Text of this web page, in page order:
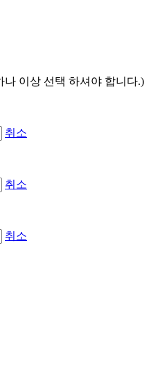
이상 선택 하셔야 합니다.)
취소
취소
취소